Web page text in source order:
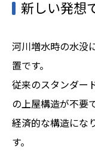
新しい発想
河川増水時の水没
置です。
従来のスタンダー
の上屋構造が不要
経済的な構造にな
す。